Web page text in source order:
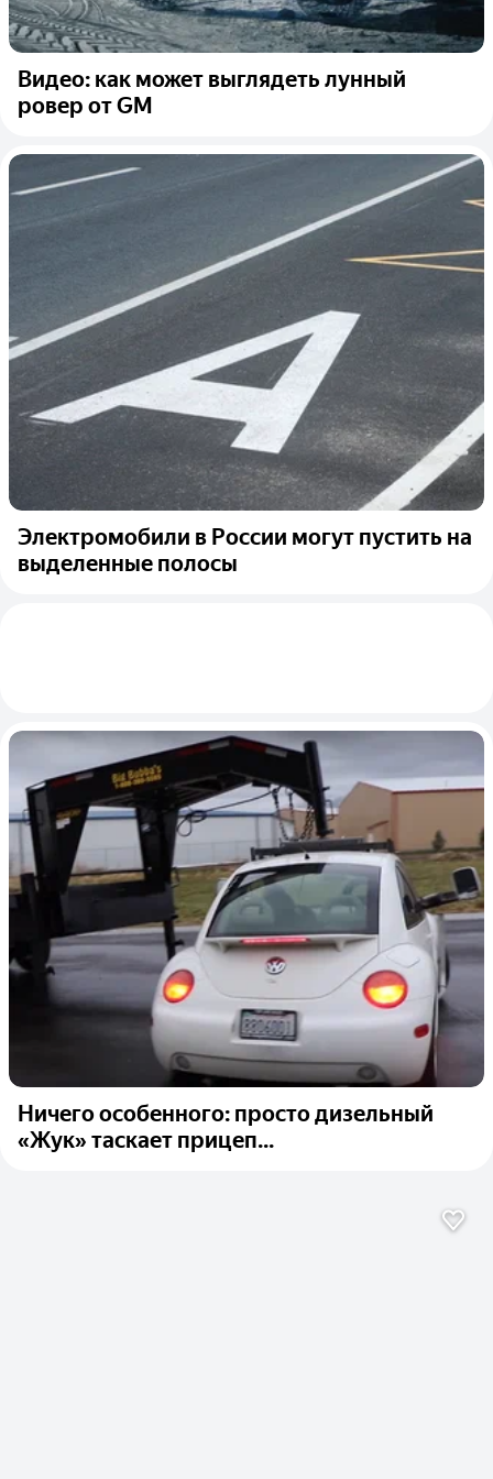
Видео: как может выглядеть лунный
ровер от GM
Электромобили в России могут пустить на
выделенные полосы
Ничего особенного: просто дизельный
«Жук» таскает прицеп...